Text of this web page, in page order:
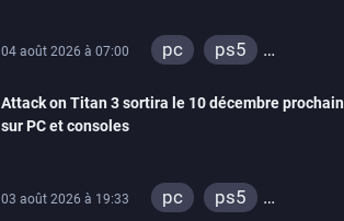
04 août 2026 à 07:00 pc
ps5
Attack on Titan 3 sortira le 10 décembre prochain
sur PC et consoles
03 août 2026 à 19:33 pc
ps5